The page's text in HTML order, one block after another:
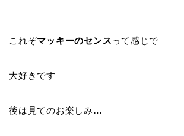
これぞマッキーのセンスって感じで
大好きです
後は見てのお楽しみ…